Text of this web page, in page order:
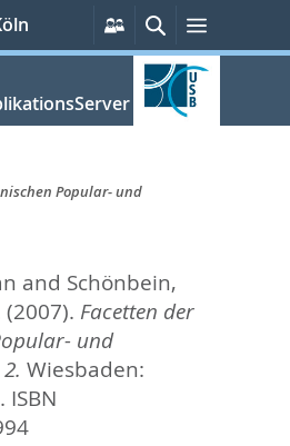
Persönliche
Services
SucheMenü
Popular- und
and Schönbein,
(2007). Facetten der
und
Wiesbaden: